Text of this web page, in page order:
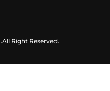
.All Right Reserved.